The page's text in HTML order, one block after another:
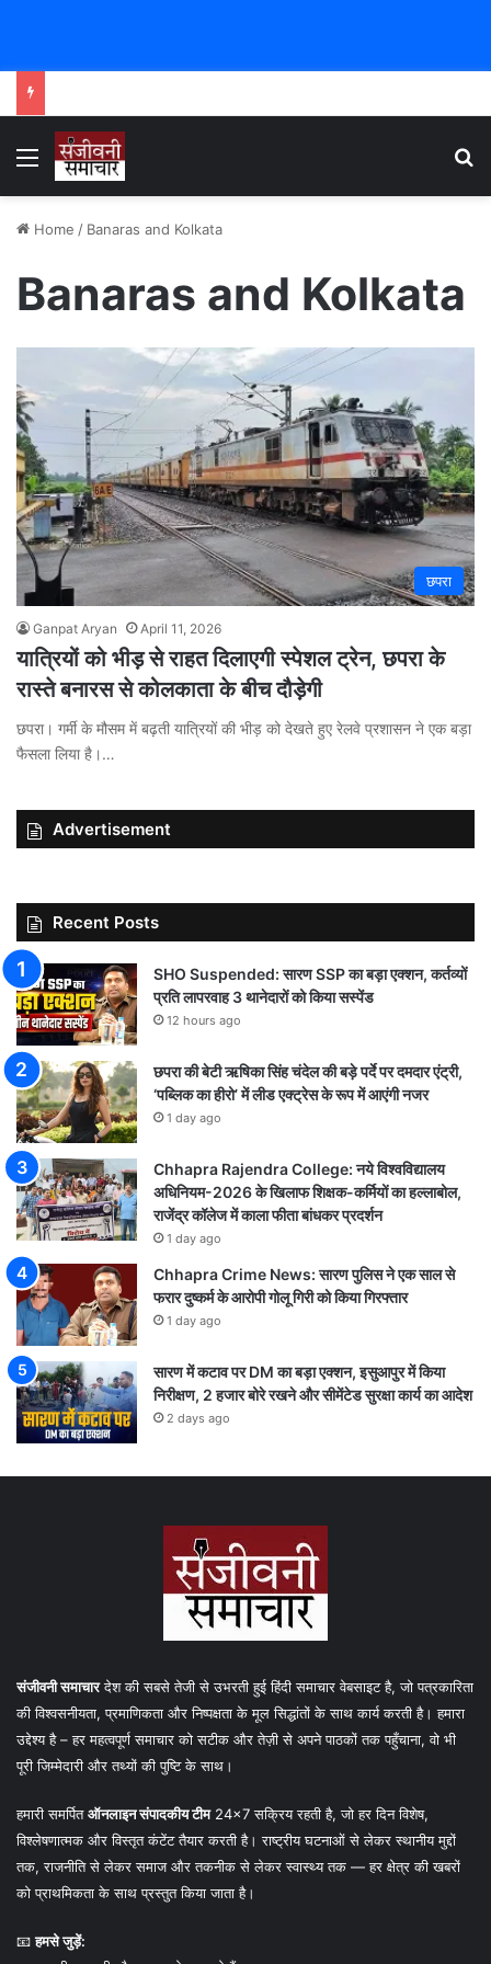
Menu
Home / Banaras and Kolkata
Banaras and Kolkata
छपरा
Ganpat Aryan April 11, 2026
यात्रियों को भीड़ से राहत दिलाएगी स्पेशल ट्रेन, छपरा के
रास्ते बनारस से कोलकाता के बीच दौड़ेगी
छपरा। गर्मी के मौसम में बढ़ती यात्रियों की भीड़ को देखते हुए रेलवे प्रशासन ने एक बड़ा
फैसला लिया है।…
Advertisement
Recent Posts
SHO Suspended: सारण SSP का बड़ा एक्शन, कर्तव्यों
प्रति लापरवाह 3 थानेदारों को किया सस्पेंड
12 hours ago
छपरा की बेटी ऋषिका सिंह चंदेल की बड़े पर्दे पर दमदार एंट्री,
‘पब्लिक का हीरो’ में लीड एक्ट्रेस के रूप में आएंगी नजर
1 day ago
Chhapra Rajendra College: नये विश्वविद्यालय
अधिनियम-2026 के खिलाफ शिक्षक-कर्मियों का हल्लाबोल,
राजेंद्र कॉलेज में काला फीता बांधकर प्रदर्शन
1 day ago
Chhapra Crime News: सारण पुलिस ने एक साल से
फरार दुष्कर्म के आरोपी गोलू गिरी को किया गिरफ्तार
1 day ago
सारण में कटाव पर DM का बड़ा एक्शन, इसुआपुर में किया
निरीक्षण, 2 हजार बोरे रखने और सीमेंटेड सुरक्षा कार्य का आदेश
2 days ago
संजीवनी समाचारदेश की सबसे तेजी से उभरती हुई हिंदी समाचार वेबसाइट है, जो पत्रकारिता
की विश्वसनीयता, प्रमाणिकता और निष्पक्षता के मूल सिद्धांतों के साथ कार्य करती है। हमारा
उद्देश्य है – हर महत्वपूर्ण समाचार को सटीक और तेज़ी से अपने पाठकों तक पहुँचाना, वो भी
पूरी जिम्मेदारी और तथ्यों की पुष्टि के साथ।
हमारी समर्पितऑनलाइन संपादकीय टीम24×7 सक्रिय रहती है, जो हर दिन विशेष,
विश्लेषणात्मक और विस्तृत कंटेंट तैयार करती है। राष्ट्रीय घटनाओं से लेकर स्थानीय मुद्दों
तक, राजनीति से लेकर समाज और तकनीक से लेकर स्वास्थ्य तक — हर क्षेत्र की खबरों
को प्राथमिकता के साथ प्रस्तुत किया जाता है।
📧हमसे जुड़ें: